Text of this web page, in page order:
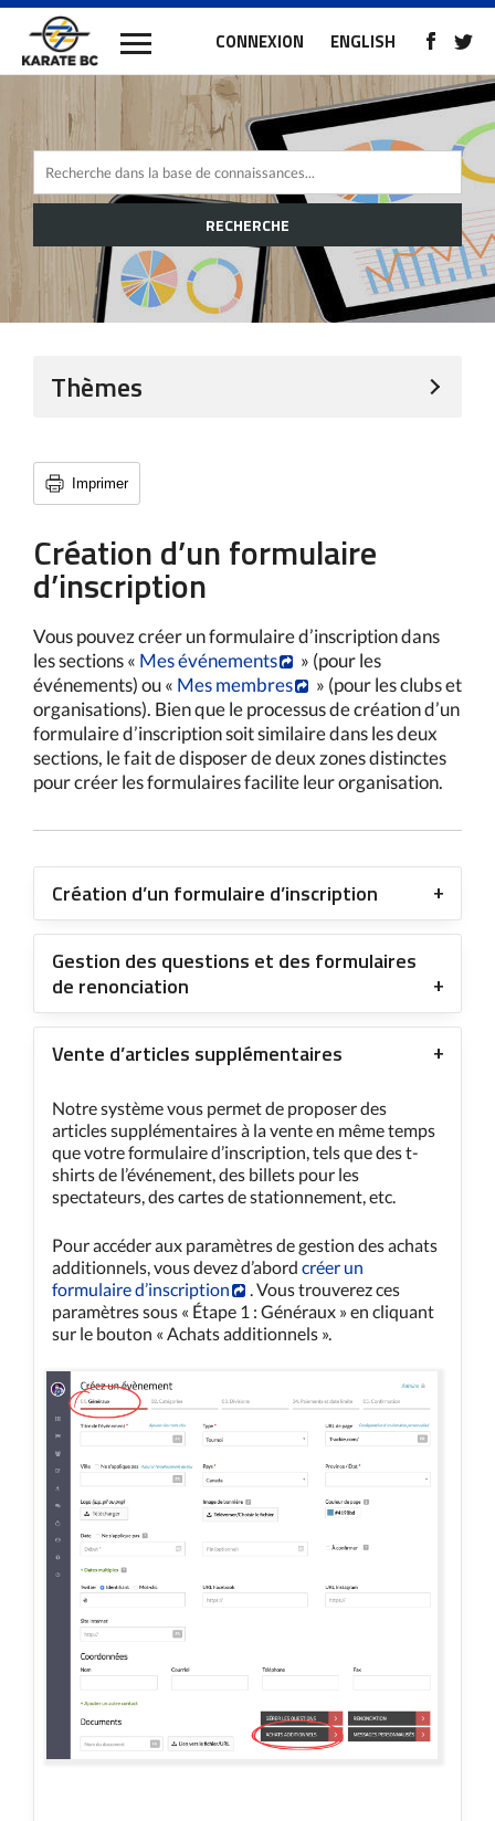
CONNEXION ENGLISH
RECHERCHE
Thèmes
Imprimer
Création d’un formulaire
d’inscription
Vous pouvez créer un formulaire d’inscription dans
les sections « Mes événements
» (pour les
événements) ou « Mes membres
» (pour les clubs et
organisations). Bien que le processus de création d’un
formulaire d’inscription soit similaire dans les deux
sections, le fait de disposer de deux zones distinctes
pour créer les formulaires facilite leur organisation.
Création d’un formulaire d’inscription
Gestion des questions et des formulaires
de renonciation
Vente d’articles supplémentaires
Notre système vous permet de proposer des
articles supplémentaires à la vente en même temps
que votre formulaire d’inscription, tels que des t-
shirts de l’événement, des billets pour les
spectateurs, des cartes de stationnement, etc.
Pour accéder aux paramètres de gestion des achats
additionnels, vous devez d’abord créer un
formulaire d’inscription
. Vous trouverez ces
paramètres sous « Étape 1 : Généraux » en cliquant
sur le bouton « Achats additionnels ».